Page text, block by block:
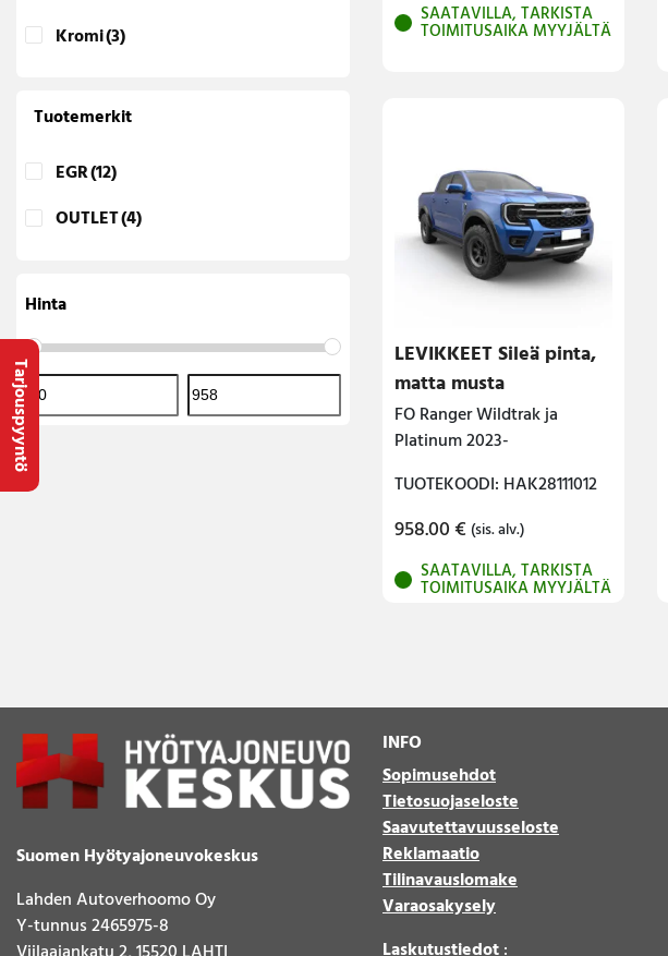
Kromi(3)
Tuotemerkit
EGR(12)
OUTLET(4)
Hinta
SAATAVILLA, TARKISTA
TOIMITUSAIKA MYYJÄLTÄ
LEVIKKEET Sileä pinta,
matta musta
FO Ranger Wildtrak ja
Platinum 2023-
TUOTEKOODI: HAK28111012
958.00€ (sis. alv.)
SAATAVILLA, TARKISTA
TOIMITUSAIKA MYYJÄLTÄ
Suomen Hyötyajoneuvokeskus
Lahden Autoverhoomo Oy
Y-tunnus 2465975-8
INFO
Sopimusehdot
Tietosuojaseloste
Saavutettavuusseloste
Reklamaatio
Tilinavauslomake
Varaosakysely
Tarjouspyyntö